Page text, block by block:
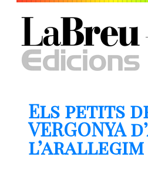
Els petits
l’arallegim